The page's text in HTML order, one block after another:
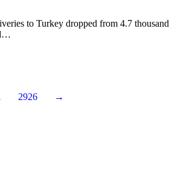
to Turkey dropped from 4.7
2926
→